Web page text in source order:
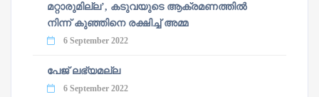
മറ്റാരുമില്ല’, കടുവയുടെ ആക്രമണത്തില്‍
നിന്ന് കുഞ്ഞിനെ രക്ഷിച്ച് അമ്മ
6 September 2022
പേജ് ലഭ്യമല്ല
6 September 2022